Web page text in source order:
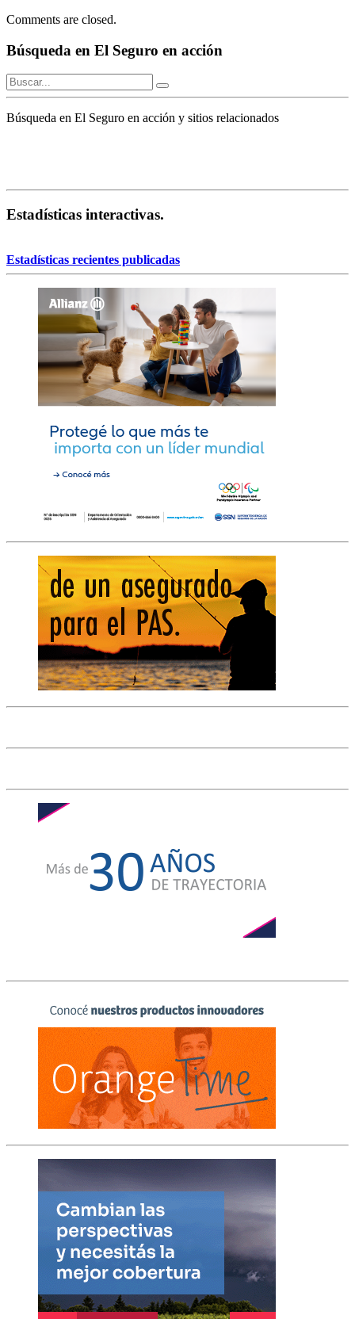
Comments are closed.
Búsqueda en El Seguro en acción
Búsqueda en El Seguro en acción y sitios relacionados
Estadísticas interactivas.
Estadísticas recientes publicadas